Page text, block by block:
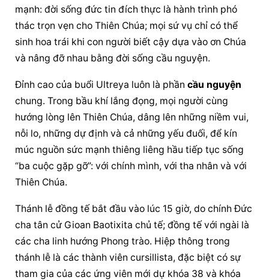
mạnh: đời sống đức tin đích thực là hành trình phó
thác trọn vẹn cho Thiên Chúa; mọi sứ vụ chỉ có thể
sinh hoa trái khi con người biết cậy dựa vào ơn Chúa
và nâng đỡ nhau bằng đời sống cầu nguyện.
Đỉnh cao của buổi Ultreya luôn là phần cầu nguyện
chung. Trong bầu khí lắng đọng, mọi người cùng
hướng lòng lên Thiên Chúa, dâng lên những niềm vui,
nỗi lo, những dự định và cả những yếu đuối, để kín
múc nguồn sức mạnh thiêng liêng hầu tiếp tục sống
“ba cuộc gặp gỡ”: với chính mình, với tha nhân và với
Thiên Chúa.
Thánh lễ đồng tế bắt đầu vào lúc 15 giờ, do chính Đức
cha tân cử Gioan Baotixita chủ tế; đồng tế với ngài là
các cha linh hướng Phong trào. Hiệp thông trong
thánh lễ là các thành viên cursillista, đặc biệt có sự
tham gia của các ứng viên mới dự khóa 38 và khóa